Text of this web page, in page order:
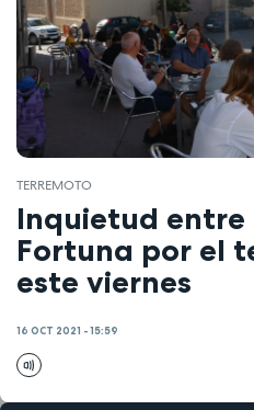
TERREMOTO
Inquietud entre
Fortuna por el
este viernes
16 OCT 2021 - 15:59